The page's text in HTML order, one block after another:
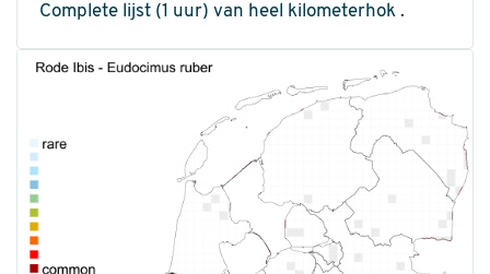
Complete lijst (1 uur) van heel kilometerhok .